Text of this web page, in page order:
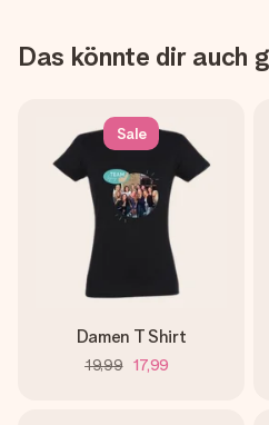
Das könnte dir auch
Sale
Damen T Shirt
19,99 17,99